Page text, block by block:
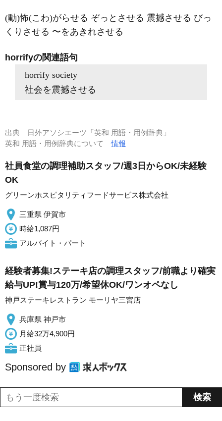
(動)怖(こわ)がらせる ぞっとさせる 震撼させる びっ
くりさせる 〜をあきれさせる
horrifyの関連語句
horrify society
社会を震撼させる
出典
日外アソシエーツ「英和 用語・用例辞典」
英和 用語・用例辞典について情報
社員食堂の調理補助スタッフ/週3日からOK/未経験
OK
グリーンホスピタリティフードサービス株式会社
三重県 伊賀市
時給1,087円
アルバイト・パート
経験者募集!ステーキ店の調理スタッフ/前職より確実
給与UP!賞与120万/希望休OK/ワンオペなし
神戸ステーキレストラン モーリヤ三宮店
兵庫県 神戸市
月給32万4,900円
正社員
Sponsored by